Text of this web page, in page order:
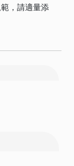
，請適量添